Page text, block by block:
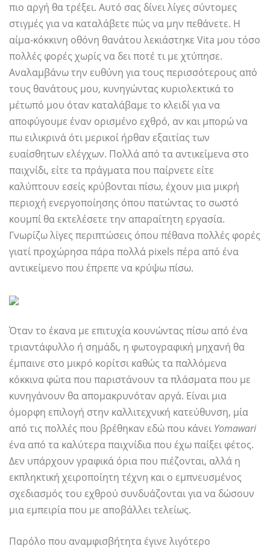
πιο αργή θα τρέξει. Αυτό σας δίνει λίγες σύντομες
στιγμές για να καταλάβετε πώς να μην πεθάνετε. Η
αίμα-κόκκινη οθόνη θανάτου λεκιάστηκε Vita μου τόσο
πολλές φορές χωρίς να δει ποτέ τι με χτύπησε.
Αναλαμβάνω την ευθύνη για τους περισσότερους από
τους θανάτους μου, κυνηγώντας κυριολεκτικά το
μέτωπό μου όταν καταλάβαμε το κλειδί για να
αποφύγουμε έναν ορισμένο εχθρό, αν και μπορώ να
πω ειλικρινά ότι μερικοί ήρθαν εξαιτίας των
ευαίσθητων ελέγχων. Πολλά από τα αντικείμενα στο
παιχνίδι, είτε τα πράγματα που παίρνετε είτε
καλύπτουν εσείς κρύβονται πίσω, έχουν μια μικρή
περιοχή ενεργοποίησης όπου πατώντας το σωστό
κουμπί θα εκτελέσετε την απαραίτητη εργασία.
Γνωρίζω λίγες περιπτώσεις όπου πέθανα πολλές φορές
γιατί προχώρησα πάρα πολλά pixels πέρα ​​από ένα
αντικείμενο που έπρεπε να κρύψω πίσω.
Όταν το έκανα με επιτυχία κουνώντας πίσω από ένα
τριαντάφυλλο ή σημάδι, η φωτογραφική μηχανή θα
έμπαινε στο μικρό κορίτσι καθώς τα παλλόμενα
κόκκινα φώτα που παριστάνουν τα πλάσματα που με
κυνηγάνουν θα απομακρυνόταν αργά. Είναι μια
όμορφη επιλογή στην καλλιτεχνική κατεύθυνση, μία
από τις πολλές που βρέθηκαν εδώ που κάνει Yomawari
ένα από τα καλύτερα παιχνίδια που έχω παίξει φέτος.
Δεν υπάρχουν γραφικά όρια που πιέζονται, αλλά η
εκπληκτική χειροποίητη τέχνη και ο εμπνευσμένος
σχεδιασμός του εχθρού συνδυάζονται για να δώσουν
μια εμπειρία που με αποβάλλει τελείως.
Παρόλο που αναμφισβήτητα έγινε λιγότερο